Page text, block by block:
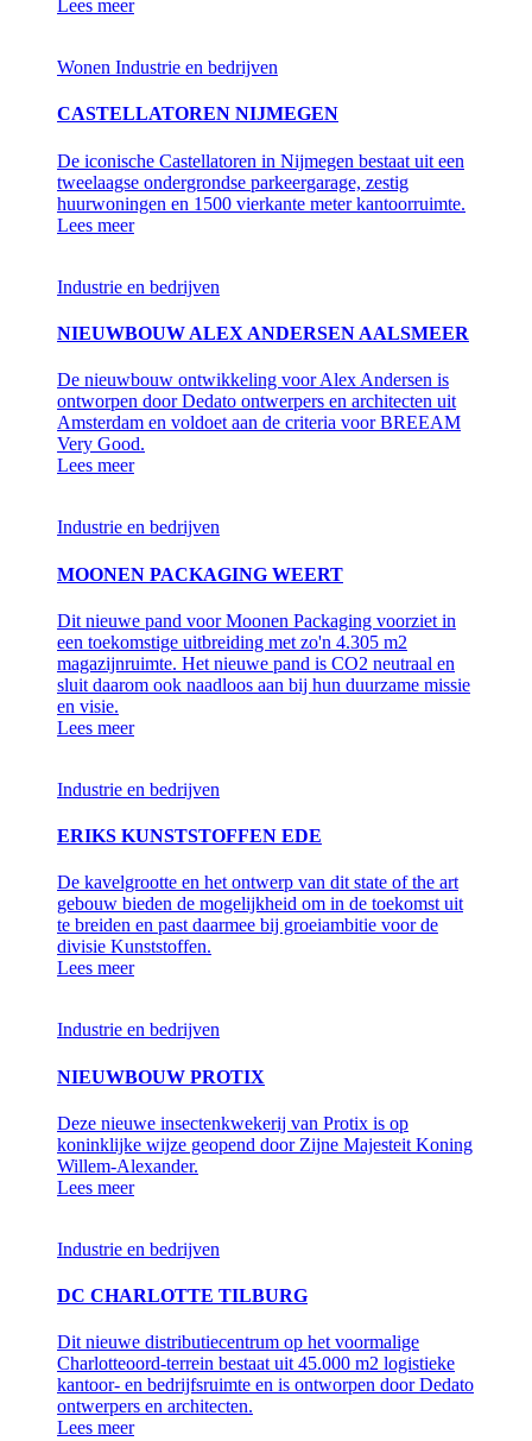
Lees meer
Wonen Industrie en bedrijven
CASTELLATOREN NIJMEGEN
De iconische Castellatoren in Nijmegen bestaat uit een
tweelaagse ondergrondse parkeergarage, zestig
huurwoningen en 1500 vierkante meter kantoorruimte.
Lees meer
Industrie en bedrijven
NIEUWBOUW ALEX ANDERSEN AALSMEER
De nieuwbouw ontwikkeling voor Alex Andersen is
ontworpen door Dedato ontwerpers en architecten uit
Amsterdam en voldoet aan de criteria voor BREEAM
Very Good.
Lees meer
Industrie en bedrijven
MOONEN PACKAGING WEERT
Dit nieuwe pand voor Moonen Packaging voorziet in
een toekomstige uitbreiding met zo'n 4.305 m2
magazijnruimte. Het nieuwe pand is CO2 neutraal en
sluit daarom ook naadloos aan bij hun duurzame missie
en visie.
Lees meer
Industrie en bedrijven
ERIKS KUNSTSTOFFEN EDE
De kavelgrootte en het ontwerp van dit state of the art
gebouw bieden de mogelijkheid om in de toekomst uit
te breiden en past daarmee bij groeiambitie voor de
divisie Kunststoffen.
Lees meer
Industrie en bedrijven
NIEUWBOUW PROTIX
Deze nieuwe insectenkwekerij van Protix is op
koninklijke wijze geopend door Zijne Majesteit Koning
Willem-Alexander.
Lees meer
Industrie en bedrijven
DC CHARLOTTE TILBURG
Dit nieuwe distributiecentrum op het voormalige
Charlotteoord-terrein bestaat uit 45.000 m2 logistieke
kantoor- en bedrijfsruimte en is ontworpen door Dedato
ontwerpers en architecten.
Lees meer